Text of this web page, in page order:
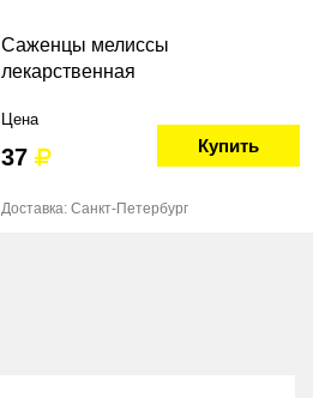
Саженцы мелиссы
лекарственная
Цена
37 Купить
Доставка: Санкт-Петербург